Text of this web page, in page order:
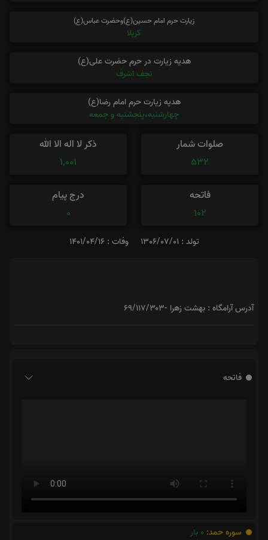
زیارت حرم امام حسین(ع)وحضرت عباس(ع)
کربلا
هدیه زیارت در حرم حضرت علی(ع)
نجف اشرف
هدیه زیارت حرم امام رضا(ع)
چهارشنبه،پنجشنبه و جمعه
صلوات شمار
532
ذکر لا اله الا الله
1,001
فاتحه
102
درج پیام
0
تولد : 1306/07/01 وفات : 1401/04/16
آدرس آرامگاه : بهشت زهرا -۶۹/۱۱۷/۳۰۳
فاتحه
سوره حمد: 0 بار